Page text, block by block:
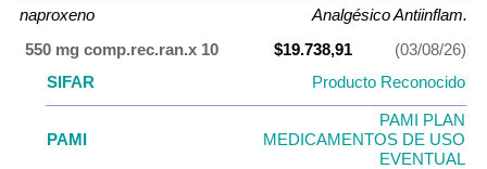
naproxeno
Analgésico Antiinflam.
550 mg comp.rec.ran.x 10
$19.738,91
(03/08/26)
SIFAR
Producto Reconocido
PAMI
PAMI PLAN
MEDICAMENTOS DE USO
EVENTUAL